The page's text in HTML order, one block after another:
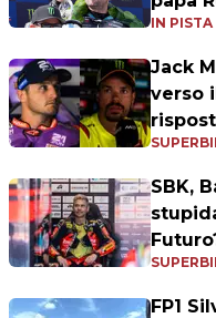
IN PISTA
Jack
verso
SBK,
FP1